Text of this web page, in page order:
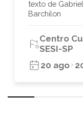
texto de
Barchilon
Centro
SESI-SP
20 ago